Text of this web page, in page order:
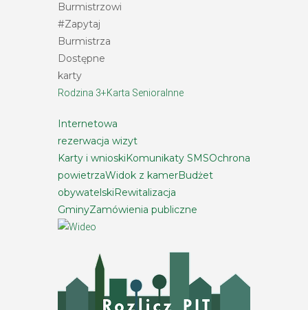
Burmistrzowi
#Zapytaj
Burmistrza
Dostępne
karty
Rodzina 3+Karta Seniora Inne
Internetowa
rezerwacja wizyt
Karty i wnioskiKomunikaty SMSOchrona
powietrzaWidok z kamerBudżet
obywatelskiRewitalizacja
GminyZamówienia publiczne